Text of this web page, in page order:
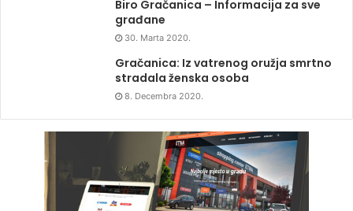
Biro Gračanica – Informacija za sve
građane
30. Marta 2020.
Gračanica: Iz vatrenog oružja smrtno
stradala ženska osoba
8. Decembra 2020.